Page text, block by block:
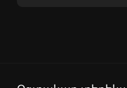
պետք է